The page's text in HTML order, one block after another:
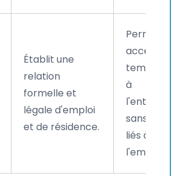
Établit une
relation
formelle et
légale d'emploi
et de résidence.
Permet
accès
à
sans
liés à
l'emploi.